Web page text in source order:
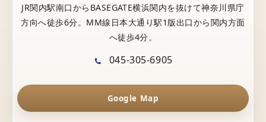
JR関内駅南口からBASEGATE横浜関内を抜けて神奈川県庁
方向へ徒歩6分。MM線日本大通り駅1版出口から関内方面
へ徒歩4分。
045-305-6905
Google Map